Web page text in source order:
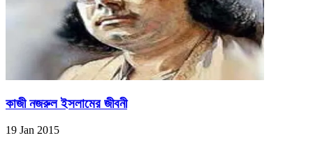
কাজী নজরুল ইসলামের জীবনী
19 Jan 2015